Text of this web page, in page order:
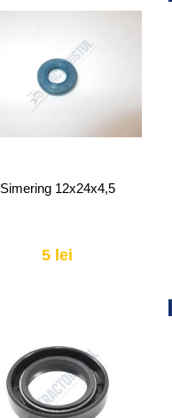
Simering 12x24x4,5
5 lei